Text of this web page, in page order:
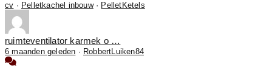
cv · Pelletkachel inbouw· PelletKetels
ruimteventilator karmek o …
6 maanden geleden · RobbertLuiken84